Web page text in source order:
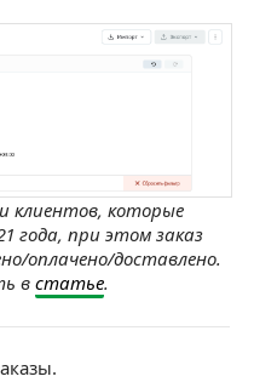
которые
года, при этом заказ
оплачено/доставлено.
в статье.